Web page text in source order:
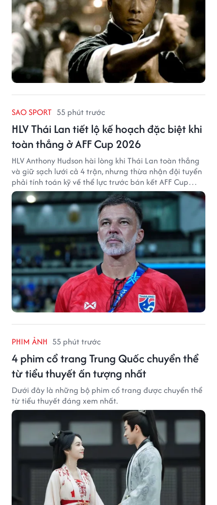
SAO SPORT 55 phút trước
HLV Thái Lan tiết lộ kế hoạch đặc biệt khi
toàn thắng ở AFF Cup 2026
HLV Anthony Hudson hài lòng khi Thái Lan toàn thắng
và giữ sạch lưới cả 4 trận, nhưng thừa nhận đội tuyển
phải tính toán kỹ về thể lực trước bán kết AFF Cup
2026.
PHIM ẢNH 55 phút trước
4 phim cổ trang Trung Quốc chuyển thể
từ tiểu thuyết ấn tượng nhất
Dưới đây là những bộ phim cổ trang được chuyển thể
từ tiểu thuyết đáng xem nhất.